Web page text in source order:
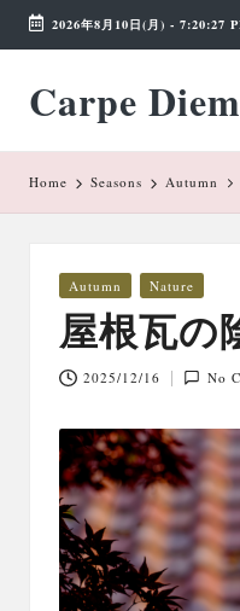
Skip
content
2026年8月10日(月) - 7:20:28
Carpe Diem
Weekend
Wonderland
Home Seasons Autumn
Posted
Autumn Nature
屋根瓦の
2025/12/16 No